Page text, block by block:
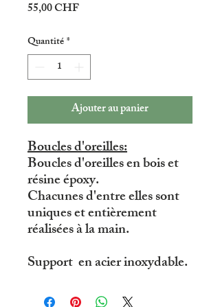
55,00 CHFPrix
Quantité*
Ajouter au panier
Boucles d'oreilles:
Boucles d'oreilles en bois et
résine époxy.
Chacunes d'entre elles sont
uniques et entièrement
réalisées à la main.
Support en acier inoxydable.